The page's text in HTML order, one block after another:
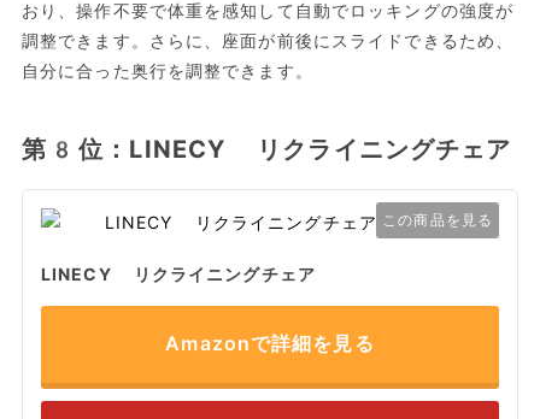
おり、操作不要で体重を感知して自動でロッキングの強度が
調整できます。さらに、座面が前後にスライドできるため、
自分に合った奥行を調整できます。
第8位：LINECY リクライニングチェア
この商品を見る
LINECY リクライニングチェア
Amazonで詳細を見る